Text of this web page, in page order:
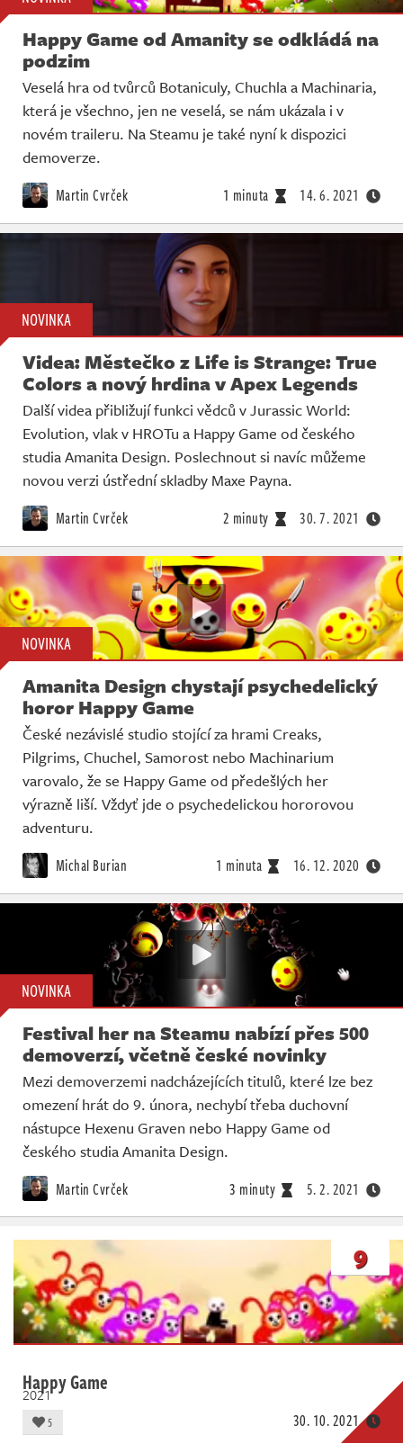
Happy Game od Amanity se odkládá na
podzim
Veselá hra od tvůrců Botaniculy, Chuchla a Machinaria,
která je všechno, jen ne veselá, se nám ukázala i v
novém traileru. Na Steamu je také nyní k dispozici
demoverze.
Martin Cvrček 1 minuta 14. 6. 2021
NOVINKA
Videa: Městečko z Life is Strange: True
Colors a nový hrdina v Apex Legends
Další videa přibližují funkci vědců v Jurassic World:
Evolution, vlak v HROTu a Happy Game od českého
studia Amanita Design. Poslechnout si navíc můžeme
novou verzi ústřední skladby Maxe Payna.
Martin Cvrček 2 minuty 30. 7. 2021
NOVINKA
Amanita Design chystají psychedelický
horor Happy Game
České nezávislé studio stojící za hrami Creaks,
Pilgrims, Chuchel, Samorost nebo Machinarium
varovalo, že se Happy Game od předešlých her
výrazně liší. Vždyť jde o psychedelickou hororovou
adventuru.
Michal Burian 1 minuta 16. 12. 2020
NOVINKA
Festival her na Steamu nabízí přes 500
demoverzí, včetně české novinky
Mezi demoverzemi nadcházejících titulů, které lze bez
omezení hrát do 9. února, nechybí třeba duchovní
nástupce Hexenu Graven nebo Happy Game od
českého studia Amanita Design.
Martin Cvrček 3 minuty 5. 2. 2021
9
Happy Game
2021
5 30. 10. 2021